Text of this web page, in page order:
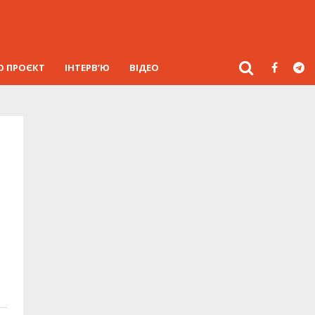
ПРОЄКТ ІНТЕРВ’Ю ВІДЕО